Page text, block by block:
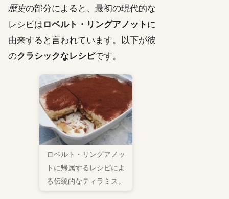
歴史の部分によると、最初の現代的な
レシピはロベルト・リングアノットに
由来すると言われています。以下が彼
のクラシックなレシピです。
ロベルト・リングアノッ
トに帰属するレシピによ
る伝統的なティラミス。